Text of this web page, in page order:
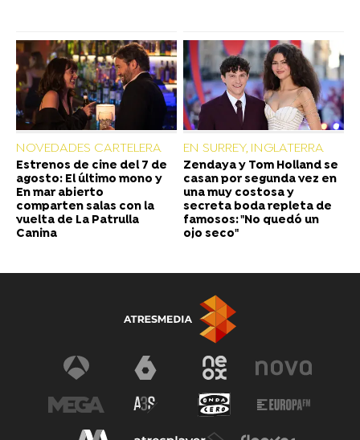
NOVEDADES CARTELERA
Estrenos de cine del 7 de
agosto: El último mono y
En mar abierto
comparten salas con la
vuelta de La Patrulla
Canina
EN SURREY, INGLATERRA
Zendaya y Tom Holland se
casan por segunda vez en
una muy costosa y
secreta boda repleta de
famosos: "No quedó un
ojo seco"